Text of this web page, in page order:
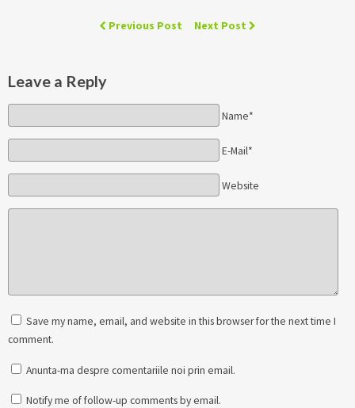
Previous Post Next Post
Leave a Reply
Name*
E-Mail*
Website
Save my name, email, and website in this browser for the next time I
comment.
Anunta-ma despre comentariile noi prin email.
Notify me of follow-up comments by email.